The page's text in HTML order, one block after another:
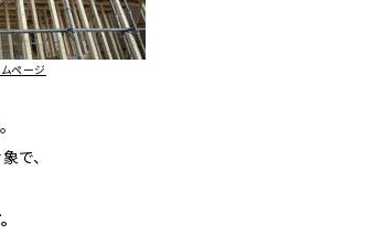
ページ
で、